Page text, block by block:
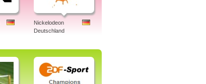
Nickelodeon
Deutschland